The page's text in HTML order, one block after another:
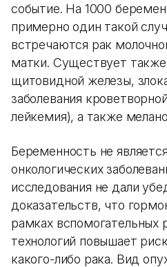
событие. На 1000
примерно один такой
встречаются рак
матки. Существует также
щитовидной железы,
заболевания
лейкемия), а также
Беременность не
онкологических
исследования не дали
доказательств, что
рамках вспомогательных
технологий повышает
какого-либо рака. Вид